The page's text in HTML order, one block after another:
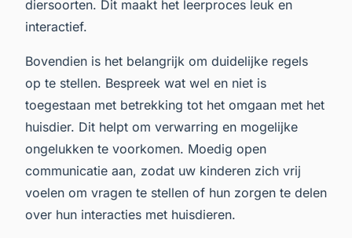
diersoorten. Dit maakt het leerproces leuk en
interactief.
Bovendien is het belangrijk om duidelijke regels
op te stellen. Bespreek wat wel en niet is
toegestaan met betrekking tot het omgaan met het
huisdier. Dit helpt om verwarring en mogelijke
ongelukken te voorkomen. Moedig open
communicatie aan, zodat uw kinderen zich vrij
voelen om vragen te stellen of hun zorgen te delen
over hun interacties met huisdieren.